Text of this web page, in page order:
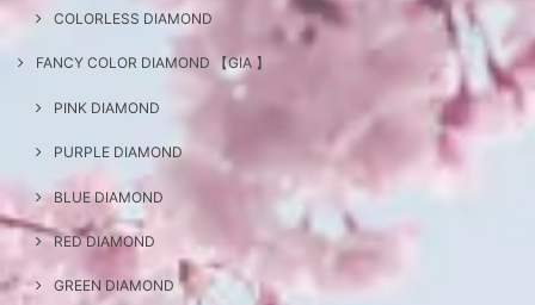
COLORLESS DIAMOND
FANCY COLOR DIAMOND 【GIA 】
PINK DIAMOND
PURPLE DIAMOND
BLUE DIAMOND
RED DIAMOND
GREEN DIAMOND